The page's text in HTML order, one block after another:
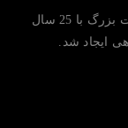
این شرکت در سال 1396 توسط چندین شرکت بزرگ با 25 سال
ایجاد شد.